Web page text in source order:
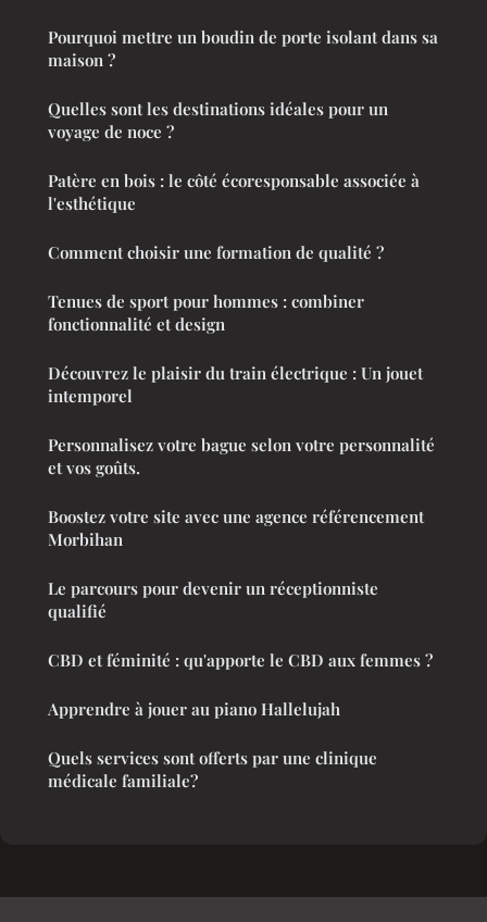
Pourquoi mettre un boudin de porte isolant dans sa
maison ?
Quelles sont les destinations idéales pour un
voyage de noce ?
Patère en bois : le côté écoresponsable associée à
l'esthétique
Comment choisir une formation de qualité ?
Tenues de sport pour hommes : combiner
fonctionnalité et design
Découvrez le plaisir du train électrique : Un jouet
intemporel
Personnalisez votre bague selon votre personnalité
et vos goûts.
Boostez votre site avec une agence référencement
Morbihan
Le parcours pour devenir un réceptionniste
qualifié
CBD et féminité : qu'apporte le CBD aux femmes ?
Apprendre à jouer au piano Hallelujah
Quels services sont offerts par une clinique
médicale familiale?